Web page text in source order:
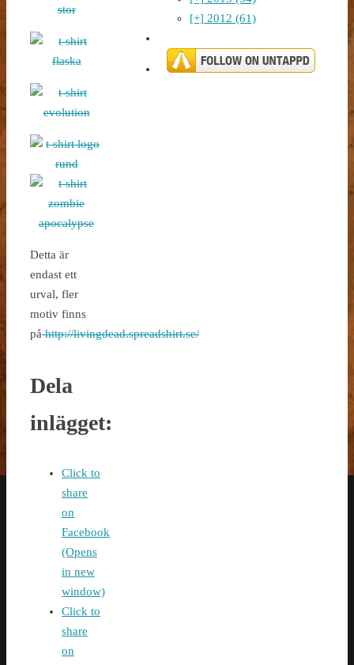
Detta är
endast ett
urval, fler
motiv finns
påhttp://livingdead.spreadshirt.se/
Dela
inlägget:
Click to
share
on
Facebook
(Opens
in new
window)
Click to
share
on
[+] 2012 (61)